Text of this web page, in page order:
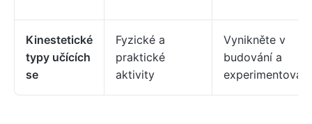
Kinestetické
typy učících
se
Fyzické a
praktické
aktivity
Vynikněte v
budování a
experimentování